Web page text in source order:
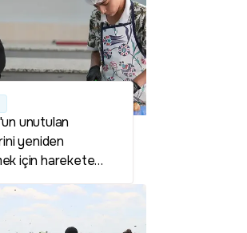
unutulan
yeniden
için harekete
giriliyor: Geleceğin
dünya sahnesine